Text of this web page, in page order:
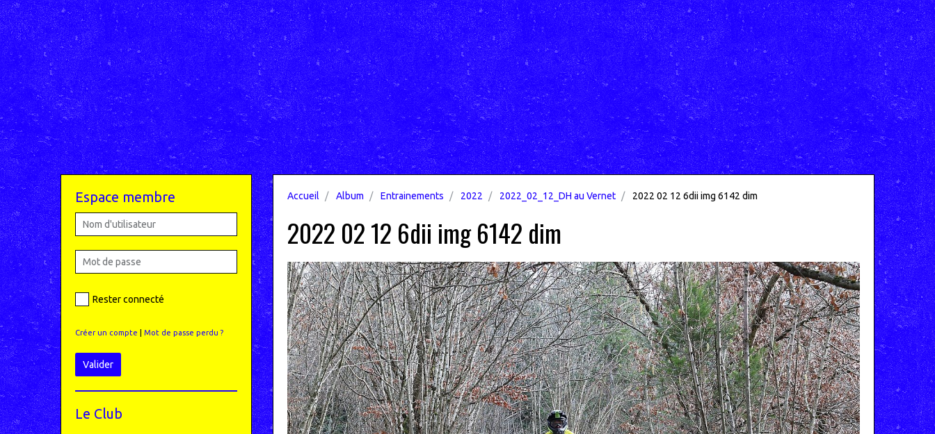
Accueil Album Entrainements 2022 2022_02_12_DH au Vernet 2022 02 12 6dii img 6142 dim
2022 02 12 6dii img 6142 dim
Espace membre
Rester connecté
Créer un compte Mot de passe perdu ?
Valider
Le Club